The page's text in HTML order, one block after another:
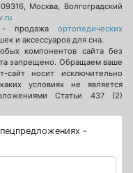
, Москва
Волгоградский
- продажа ортопедических
и аксессуаров для сна.
компонентов сайта без
запрещено. Обращаем ваше
носит исключительно
условиях не является
Статьи 437 (2)
-